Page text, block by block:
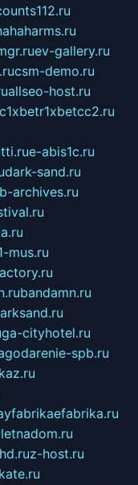
ev-gallery.ru
csm-demo.ru
allseo-host.ru
e-abis1c.ru
dark-sand.ru
archives.ru
mus.ru
bandamn.ru
cityhotel.ru
spb.ru
z-host.ru